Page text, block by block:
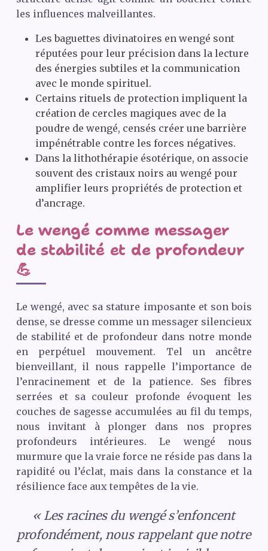
les influences malveillantes.
Les baguettes divinatoires en wengé sont
réputées pour leur précision dans la lecture
des énergies subtiles et la communication
avec le monde spirituel.
Certains rituels de protection impliquent la
création de cercles magiques avec de la
poudre de wengé, censés créer une barrière
impénétrable contre les forces négatives.
Dans la lithothérapie ésotérique, on associe
souvent des cristaux noirs au wengé pour
amplifier leurs propriétés de protection et
d’ancrage.
Le wengé comme messager
de stabilité et de profondeur
💪
Le wengé, avec sa stature imposante et son bois
dense, se dresse comme un messager silencieux
de stabilité et de profondeur dans notre monde
en perpétuel mouvement. Tel un ancêtre
bienveillant, il nous rappelle l’importance de
l’enracinement et de la patience. Ses fibres
serrées et sa couleur profonde évoquent les
couches de sagesse accumulées au fil du temps,
nous invitant à plonger dans nos propres
profondeurs intérieures. Le wengé nous
murmure que la vraie force ne réside pas dans la
rapidité ou l’éclat, mais dans la constance et la
résilience face aux tempêtes de la vie.
« Les racines du wengé s’enfoncent
profondément, nous rappelant que notre